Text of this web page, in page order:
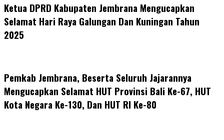
Ketua DPRD Kabupaten Jembrana Mengucapkan
Selamat Hari Raya Galungan Dan Kuningan Tahun
2025
Pemkab Jembrana, Beserta Seluruh Jajarannya
Mengucapkan Selamat HUT Provinsi Bali Ke-67, HUT
Kota Negara Ke-130, Dan HUT RI Ke-80